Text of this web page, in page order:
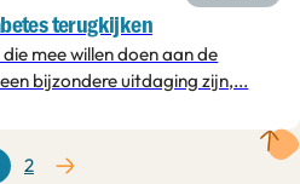
terugkijken
mee willen doen aan de
bijzondere uitdaging zijn,...
2